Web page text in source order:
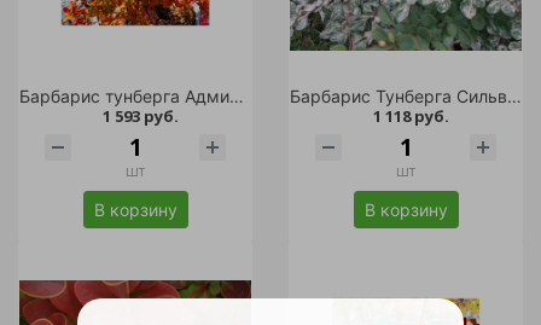
Барбарис тунберга Адмирейшн С3 1шт /Berberis thunbergii Admiration
1 593 руб.
шт
В корзину
Барбарис Тунберга Сильвер Бьюти С2 1шт / Berberis thunbergii Silver Beauty
1 118 руб.
шт
В корзину